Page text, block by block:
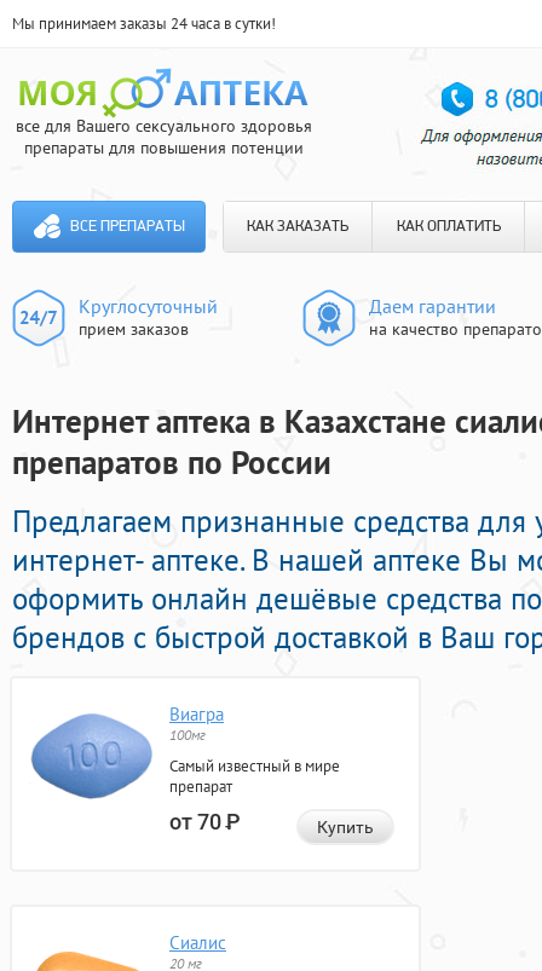
Мы принимаем заказы 24 часа в сутки!
все для Вашего сексуального здоровья
препараты для повышения потенции
ВСЕ ПРЕПАРАТЫ КАК ЗАКАЗАТЬ КАК ОПЛАТИТЬ
Круглосуточный
прием заказов
Даем гарантии
на качество
Интернет аптека в Казахстане
препаратов по России
Предлагаем признанные средства для
интернет- аптеке. В нашей аптеке Вы
оформить онлайн дешёвые средства
брендов с быстрой доставкой в Ваш
Виагра
100мг
Самый известный в мире
препарат
от 70Р Купить
Сиалис
20 мг